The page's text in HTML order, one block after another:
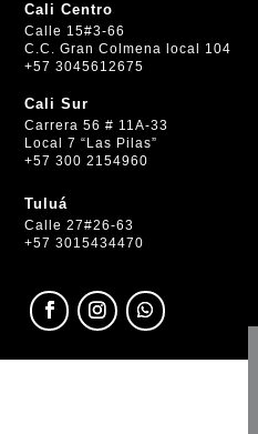
Cali Centro
Calle 15#3-66
C.C. Gran Colmena local 104
+57 3045612675
Cali Sur
Carrera 56 # 11A-33
Local 7 “Las Pilas”
+57 300 2154960
Tuluá
Calle 27#26-63
+57 3015434470